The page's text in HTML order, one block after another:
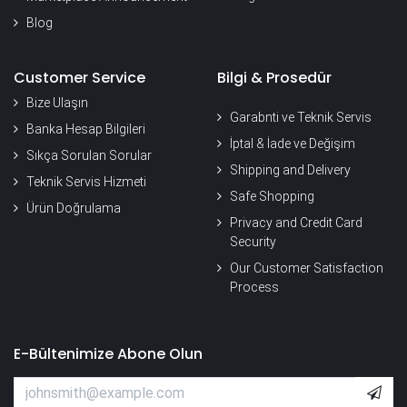
Blog
Customer Service
Bize Ulaşın
Banka Hesap Bilgileri
Sıkça Sorulan Sorular
Teknik Servis Hizmeti
Ürün Doğrulama
Bilgi & Prosedür
Garabnti ve Teknik Servis
İptal & İade ve Değişim
Shipping and Delivery
Safe Shopping
Privacy and Credit Card
Security
Our Customer Satisfaction
Process
E-Bültenimize Abone Olun